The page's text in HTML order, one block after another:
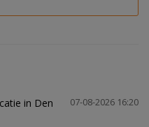
07-08-2026 16:20
in Den